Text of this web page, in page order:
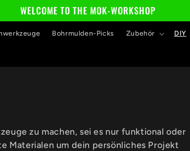
WELCOME TO THE MOK-WORKSHOP
Bohrmulden-Picks Zubehör DIY
zu machen, sei es nur funktional oder
Materialen um dein persönliches Projekt